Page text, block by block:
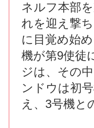
ネルフ本部
れを迎え撃
に目覚め始
機が第9使徒
ジは、その
ンドウは初
え、3号機と